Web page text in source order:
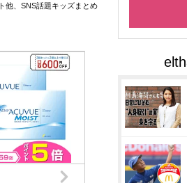
ト他、SNS話題キッズまとめ